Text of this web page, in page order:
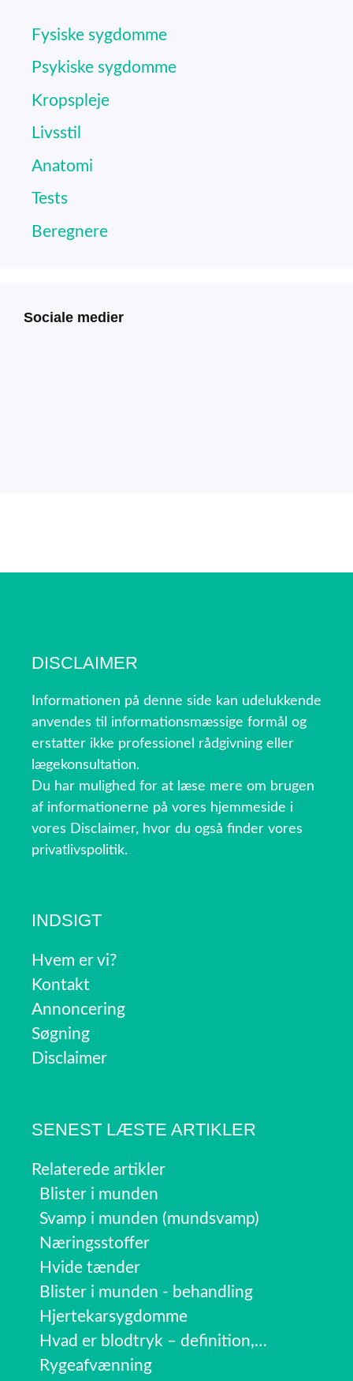
Fysiske sygdomme
Psykiske sygdomme
Kropspleje
Livsstil
Anatomi
Tests
Beregnere
Sociale medier
DISCLAIMER
Informationen på denne side kan udelukkende
anvendes til informationsmæssige formål og
erstatter ikke professionel rådgivning eller
lægekonsultation.
Du har mulighed for at læse mere om brugen
af informationerne på vores hjemmeside i
vores Disclaimer, hvor du også finder vores
privatlivspolitik.
INDSIGT
Hvem er vi?
Kontakt
Annoncering
Søgning
Disclaimer
SENEST LÆSTE ARTIKLER
Relaterede artikler
Blister i munden
Svamp i munden (mundsvamp)
Næringsstoffer
Hvide tænder
Blister i munden - behandling
Hjertekarsygdomme
Hvad er blodtryk – definition,…
Rygeafvænning